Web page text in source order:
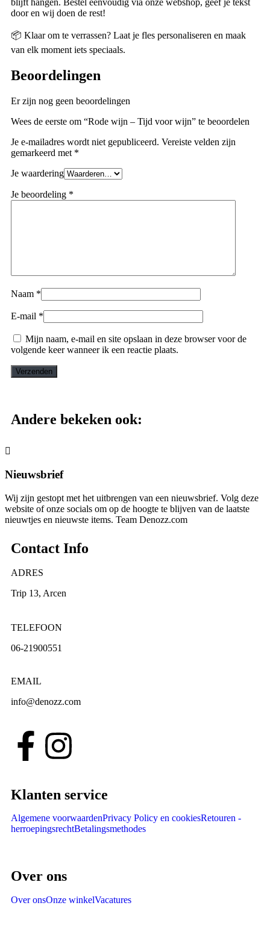
blijft hangen. Bestel eenvoudig via onze webshop, geef je tekst
door en wij doen de rest!
📦 Klaar om te verrassen? Laat je fles personaliseren en maak
van elk moment iets speciaals.
Beoordelingen
Er zijn nog geen beoordelingen
Wees de eerste om “Rode wijn – Tijd voor wijn” te beoordelen
Je e-mailadres wordt niet gepubliceerd. Vereiste velden zijn
gemarkeerd met *
Je waardering
Je beoordeling *
Naam *
E-mail *
Mijn naam, e-mail en site opslaan in deze browser voor de
volgende keer wanneer ik een reactie plaats.
Andere bekeken ook:
Nieuwsbrief
Wij zijn gestopt met het uitbrengen van een nieuwsbrief. Volg deze
website of onze socials om op de hoogte te blijven van de laatste
nieuwtjes en nieuwste items. Team Denozz.com
Contact Info
ADRES
Trip 13, Arcen
TELEFOON
06-21900551
EMAIL
info@denozz.com
Klanten service
Algemene voorwaardenPrivacy Policy en cookiesRetouren -
herroepingsrechtBetalingsmethodes
Over ons
Over onsOnze winkelVacatures